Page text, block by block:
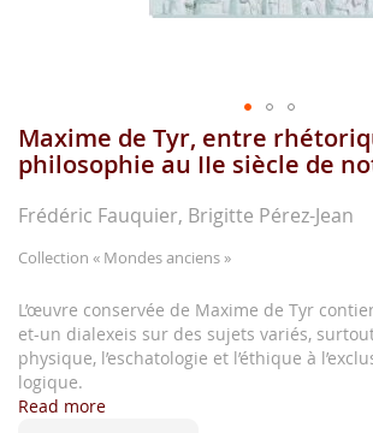
Skip
to
the
beginning
the
gallery
Maxime de Tyr, entre
philosophie au IIe siècle de
Frédéric Fauquier, Brigitte Pérez-Jean
Collection « Mondes anciens »
L’œuvre conservée de Maxime de Tyr
et-un dialexeis sur des sujets variés,
physique, l’eschatologie et l’éthique à
logique.
Read more